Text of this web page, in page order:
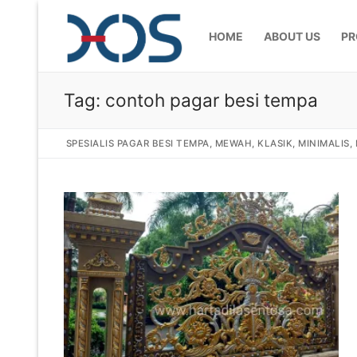
HOME ABOUT US
Home
About Us
Products
Pagar Besi
Railing Tangga
Gallery
Gallery
Articles
Tag: contoh pagar besi tempa
SPESIALIS PAGAR BESI TEMPA, MEWAH, KLASIK, MINIMALIS,